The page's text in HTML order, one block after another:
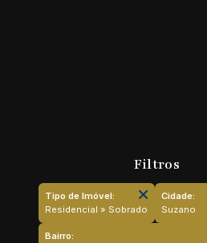
Tipo de Imóvel:
Residencial » Sobrado
Cidade:
Suzano
Bairro: